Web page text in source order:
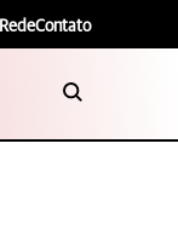
Contato